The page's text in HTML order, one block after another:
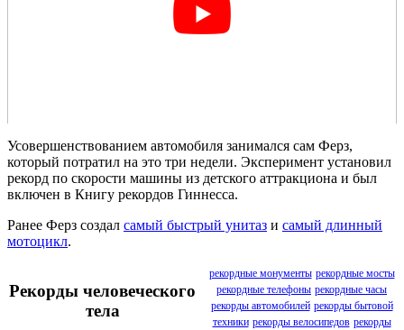
Усовершенствованием автомобиля занимался сам Ферз,
который потратил на это три недели. Эксперимент установил
рекорд по скорости машины из детского аттракциона и был
включен в Книгу рекордов Гиннесса.
Ранее Ферз создал самый быстрый унитаз и самый длинный
мотоцикл.
Рекорды человеческого
тела
рекордные монументы рекордные мосты
рекордные телефоны рекордные часы
рекорды автомобилей рекорды бытовой
техники рекорды велосипедов рекорды